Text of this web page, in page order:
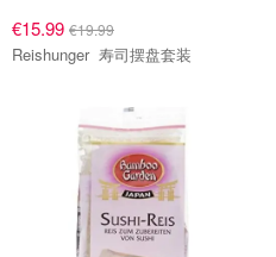
€15.99 €19.99
Reishunger 寿司摆盘套装